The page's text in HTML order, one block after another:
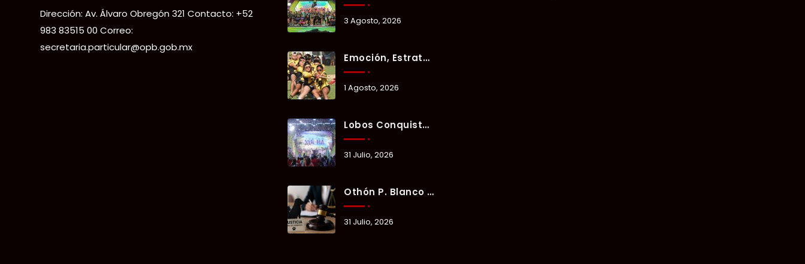
Dirección: Av. Álvaro Obregón 321 Contacto: +52
983 83515 00 Correo:
secretaria.particular@opb.gob.mx
3 Agosto, 2026
Emoción, Estrategia Y Trabajo En Equipo Marcan El Segundo Día Del Verano Xul-Há 2026.
1 Agosto, 2026
Lobos Conquista La Primera Competencia Del Verano Xul-Há 2026 En Una Noche Llena De Talento Y Energía.
31 Julio, 2026
Othón P. Blanco Refrenda Su Compromiso Contra El Maltrato Animal: Vinculan A Proceso A Presunto Responsable Tras Denuncia Del Ayuntamiento.
31 Julio, 2026